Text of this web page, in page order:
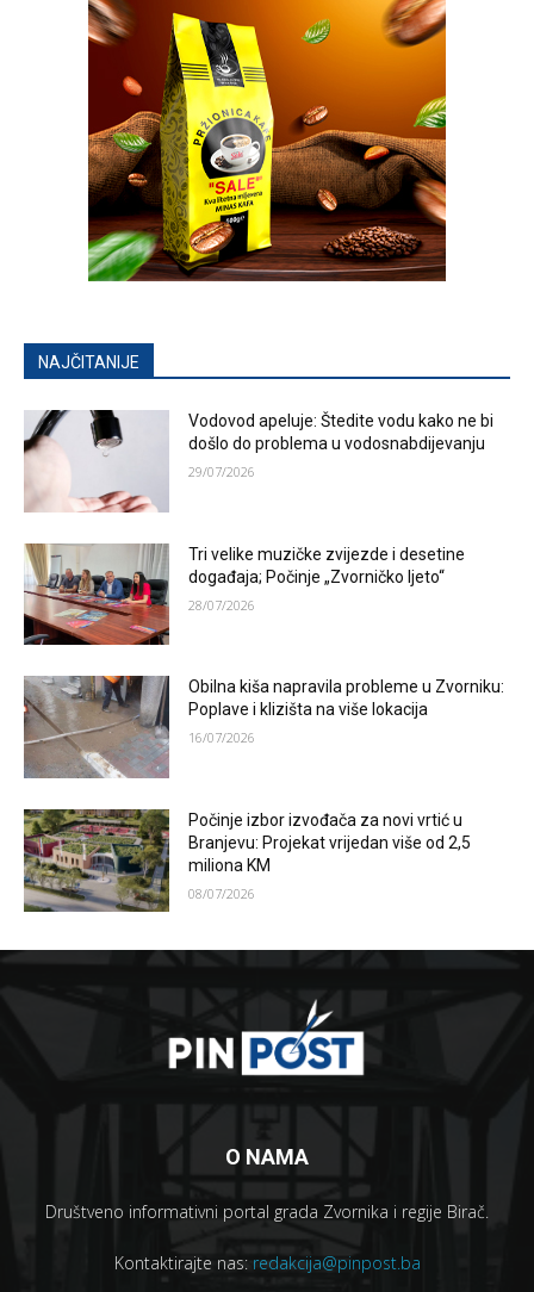
NAJČITANIJE
Vodovod apeluje: Štedite vodu kako ne bi
došlo do problema u vodosnabdijevanju
29/07/2026
Tri velike muzičke zvijezde i desetine
događaja; Počinje „Zvorničko ljeto“
28/07/2026
Obilna kiša napravila probleme u Zvorniku:
Poplave i klizišta na više lokacija
16/07/2026
Počinje izbor izvođača za novi vrtić u
Branjevu: Projekat vrijedan više od 2,5
miliona KM
08/07/2026
O NAMA
Društveno informativni portal grada Zvornika i regije Birač.
Kontaktirajte nas: redakcija@pinpost.ba